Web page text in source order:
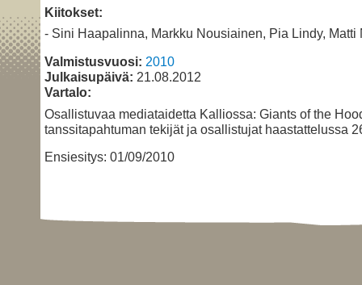
Kiitokset:
- Sini Haapalinna, Markku Nousiainen, Pia Lindy, Matti
Valmistusvuosi: 2010
Julkaisupäivä: 21.08.2012
Vartalo:
Osallistuvaa mediataidetta Kalliossa: Giants of the
tanssitapahtuman tekijät ja osallistujat haastattelussa
Ensiesitys: 01/09/2010